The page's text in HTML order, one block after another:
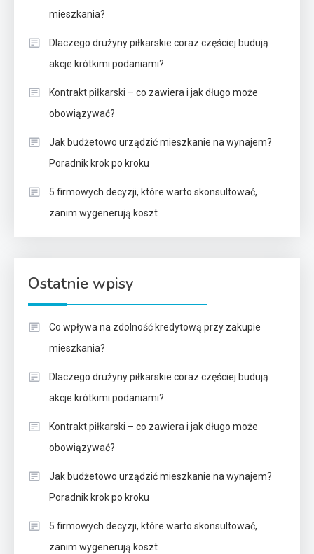
mieszkania?
Dlaczego drużyny piłkarskie coraz częściej budują
akcje krótkimi podaniami?
Kontrakt piłkarski – co zawiera i jak długo może
obowiązywać?
Jak budżetowo urządzić mieszkanie na wynajem?
Poradnik krok po kroku
5 firmowych decyzji, które warto skonsultować,
zanim wygenerują koszt
Ostatnie wpisy
Co wpływa na zdolność kredytową przy zakupie
mieszkania?
Dlaczego drużyny piłkarskie coraz częściej budują
akcje krótkimi podaniami?
Kontrakt piłkarski – co zawiera i jak długo może
obowiązywać?
Jak budżetowo urządzić mieszkanie na wynajem?
Poradnik krok po kroku
5 firmowych decyzji, które warto skonsultować,
zanim wygenerują koszt